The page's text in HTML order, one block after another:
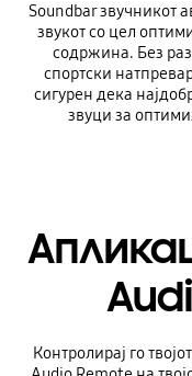
Soundbar звучникот
звукот со цел
содржина. Без
спортски
сигурен дека
звуци за
Контролирај го